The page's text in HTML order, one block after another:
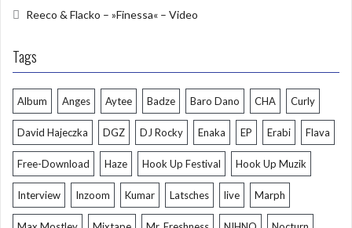
Reeco & Flacko – »Finessa« – Video
Tags
Album Anges Aytee Badze Baro Dano CHA Curly
David Hajeczka DGZ DJ Rocky Enaka EP Erabi Flava
Free-Download Haze Hook Up Festival Hook Up Muzik
Interview Inzoom Kumar Latsches live Marph